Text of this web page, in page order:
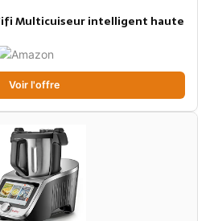
Multicuiseur intelligent haute
Voir l'offre